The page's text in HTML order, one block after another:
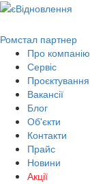
Ромстал партнер
Про компанію
Сервіс
Проєктування
Вакансії
Блог
Об'єкти
Контакти
Прайс
Новини
Акції